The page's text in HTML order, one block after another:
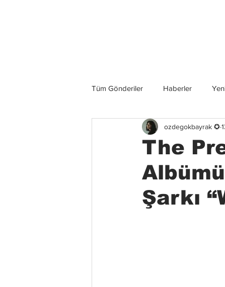
Tüm Gönderiler Haberler
Grup İncelemeleri Konserler
The
Şarkı
ozdegokbayrak ✪